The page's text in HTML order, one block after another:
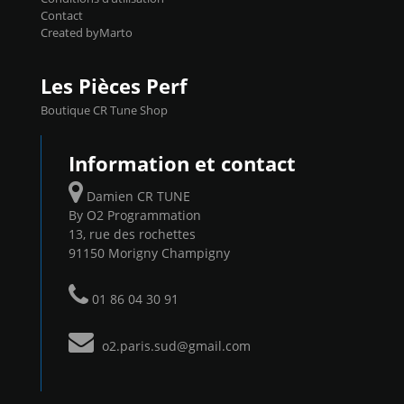
Contact
Created byMarto
Les Pièces Perf
Boutique CR Tune Shop
Information et contact
Damien CR TUNE
By O2 Programmation
13, rue des rochettes
91150 Morigny Champigny
01 86 04 30 91
o2.paris.sud@gmail.com